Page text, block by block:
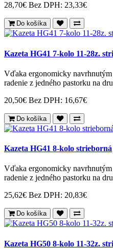
28,70€ Bez DPH: 23,33€
Do košíka
Kazeta HG41 7-kolo 11-28z.
Vďaka ergonomicky
radenie z jedného pastorku na
20,50€ Bez DPH: 16,67€
Do košíka
Kazeta HG41 8-kolo strieborná
Vďaka ergonomicky
radenie z jedného pastorku na
25,62€ Bez DPH: 20,83€
Do košíka
Kazeta HG50 8-kolo 11-32z.